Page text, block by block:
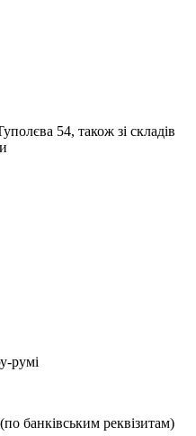
54, також зі складів
румі
банківським реквізитам)